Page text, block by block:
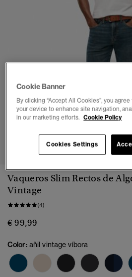
1 2 3 4 5
Vaqueros Slim Rectos de
Vintage
(4)
€ 99,99
Color: añil vintage víbora
Cookie Banner
By clicking “Accept All Cookies”, you
your device to enhance site navigation,
in our marketing efforts. Cookie Policy
Cookies Settings